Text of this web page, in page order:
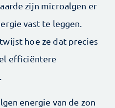
zijn microalgen er
vast te leggen.
hoe ze dat precies
efficiëntere
energie van de zon